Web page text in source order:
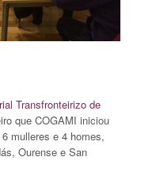
Transfronteirizo de
que COGAMI iniciou
mulleres e 4 homes,
Ourense e San